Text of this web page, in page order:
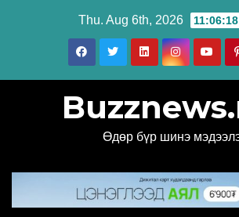
Thu. Aug 6th, 2026
Өдөр бүр шинэ